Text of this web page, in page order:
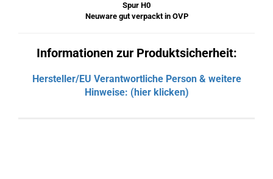
Spur H0
Neuware gut verpackt in OVP
Informationen zur Produktsicherheit:
Hersteller/EU Verantwortliche Person & weitere
Hinweise: (hier klicken)